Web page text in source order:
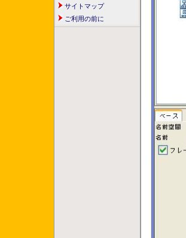
サイトマップ
ご利用の前に